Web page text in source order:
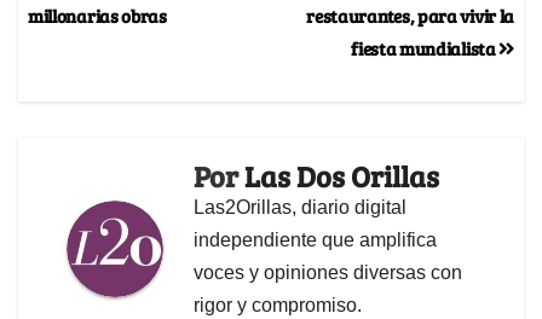
restaurantes, para vivir la
fiesta mundialista
millonarias obras
PorLas Dos Orillas
Las2Orillas, diario digital
independiente que amplifica
voces y opiniones diversas con
rigor y compromiso.